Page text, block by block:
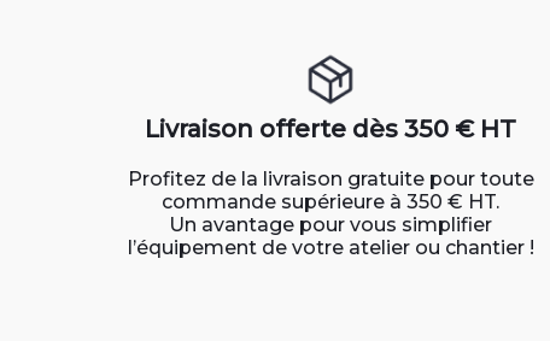
Livraison offerte dès 350 € HT
Profitez de la livraison gratuite pour toute
commande supérieure à 350 € HT.
Un avantage pour vous simplifier
l’équipement de votre atelier ou chantier !